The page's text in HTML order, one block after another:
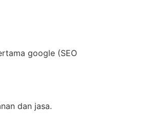
google (SEO
dan jasa.